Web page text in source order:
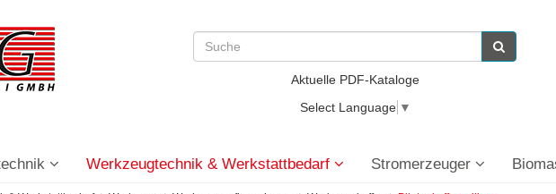
Aktuelle PDF-Kataloge
Select Language ▼
Werkzeugtechnik & Werkstattbedarf Stromerzeuger